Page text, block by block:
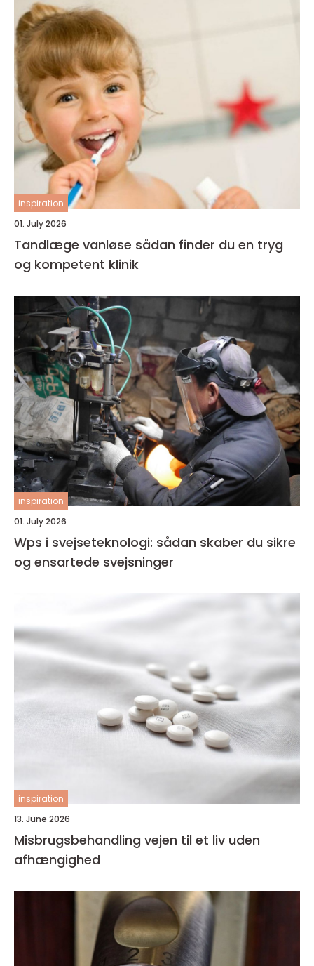
inspiration
01. July 2026
Tandlæge vanløse sådan finder du en tryg
og kompetent klinik
inspiration
01. July 2026
Wps i svejseteknologi: sådan skaber du sikre
og ensartede svejsninger
inspiration
13. June 2026
Misbrugsbehandling vejen til et liv uden
afhængighed